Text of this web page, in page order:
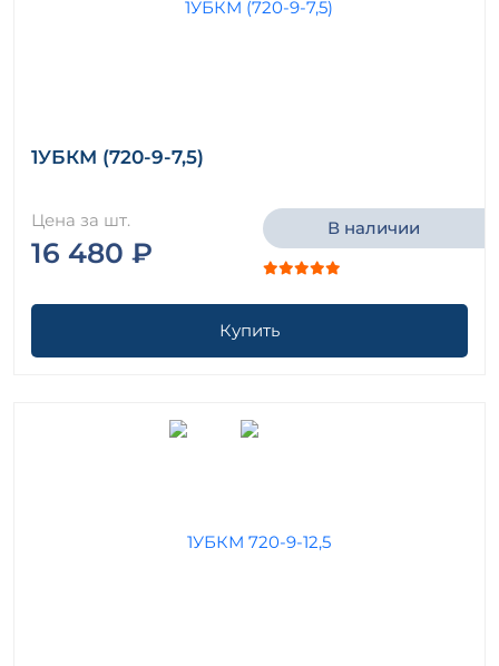
1УБКМ (720-9-7,5)
Цена за шт.
16 480 ₽
В наличии
Купить